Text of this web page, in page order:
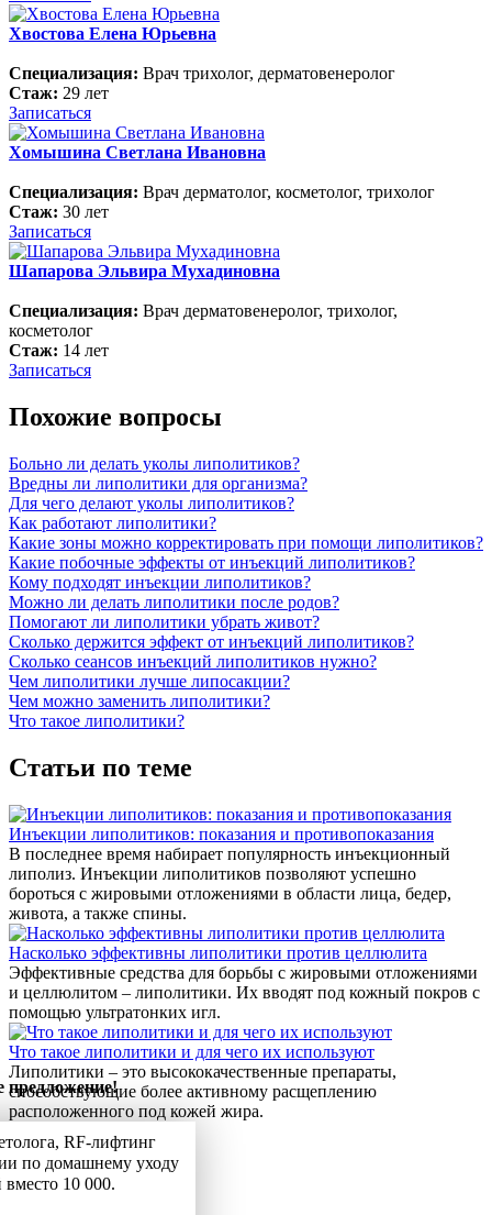
Хвостова Елена Юрьевна
Специализация: Врач трихолог, дерматовенеролог
Стаж: 29 лет
Записаться
Хомышина Светлана Ивановна
Специализация: Врач дерматолог, косметолог, трихолог
Стаж: 30 лет
Записаться
Шапарова Эльвира Мухадиновна
Специализация: Врач дерматовенеролог, трихолог,
косметолог
Стаж: 14 лет
Записаться
Похожие вопросы
Больно ли делать уколы липолитиков?
Вредны ли липолитики для организма?
Для чего делают уколы липолитиков?
Как работают липолитики?
Какие зоны можно корректировать при помощи липолитиков?
Какие побочные эффекты от инъекций липолитиков?
Кому подходят инъекции липолитиков?
Можно ли делать липолитики после родов?
Помогают ли липолитики убрать живот?
Сколько держится эффект от инъекций липолитиков?
Сколько сеансов инъекций липолитиков нужно?
Чем липолитики лучше липосакции?
Чем можно заменить липолитики?
Что такое липолитики?
Статьи по теме
Инъекции липолитиков: показания и противопоказания
В последнее время набирает популярность инъекционный
липолиз. Инъекции липолитиков позволяют успешно
бороться с жировыми отложениями в области лица, бедер,
живота, а также спины.
Насколько эффективны липолитики против целлюлита
Эффективные средства для борьбы с жировыми отложениями
и целлюлитом – липолитики. Их вводят под кожный покров с
помощью ультратонких игл.
Что такое липолитики и для чего их используют
Липолитики – это высококачественные препараты,
способствующие более активному расщеплению
расположенного под кожей жира.
предложение!
RF-лифтинг
по домашнему уходу
вместо 10 000.